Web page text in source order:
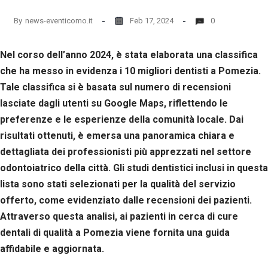
By news-eventicomo.it Feb 17, 2024 0
Nel corso dell’anno 2024, è stata elaborata una classifica
che ha messo in evidenza i 10 migliori dentisti a Pomezia.
Tale classifica si è basata sul numero di recensioni
lasciate dagli utenti su Google Maps, riflettendo le
preferenze e le esperienze della comunità locale. Dai
risultati ottenuti, è emersa una panoramica chiara e
dettagliata dei professionisti più apprezzati nel settore
odontoiatrico della città. Gli studi dentistici inclusi in questa
lista sono stati selezionati per la qualità del servizio
offerto, come evidenziato dalle recensioni dei pazienti.
Attraverso questa analisi, ai pazienti in cerca di cure
dentali di qualità a Pomezia viene fornita una guida
affidabile e aggiornata.
permettere
una migliore
di
navigazione
sito durante
la tua visita.
Se rifiuti
questi
cookie,
alcune
sito non
saranno
disponibili.